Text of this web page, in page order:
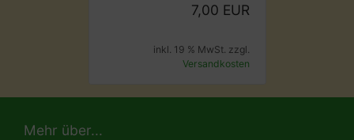
7,00 EUR
inkl. 19 % MwSt. zzgl.
Versandkosten
Mehr über...